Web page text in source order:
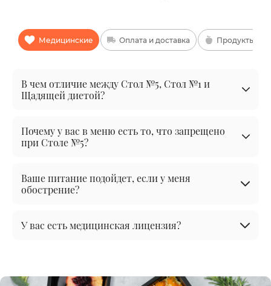
Медицинские Оплата и доставка Продукты
В чем отличие между Стол №5, Стол №1 и
Щадящей диетой?
Почему у вас в меню есть то, что запрещено
при Столе №5?
Ваше питание подойдет, если у меня
обострение?
У вас есть медицинская лицензия?